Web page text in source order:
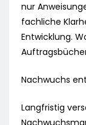
nur
fachliche
Entwicklung.
Nachwuchs
Langfristig